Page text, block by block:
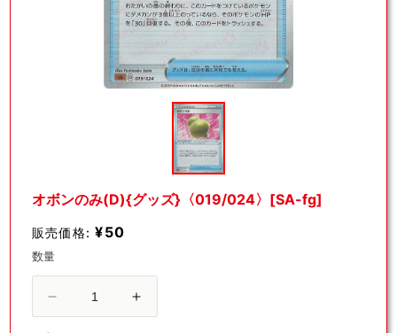
ィ
(1)
を
オボンのみ(D){グッズ}〈019/024〉[SA-fg]
販売価格: ¥50
数量
ボ
オ